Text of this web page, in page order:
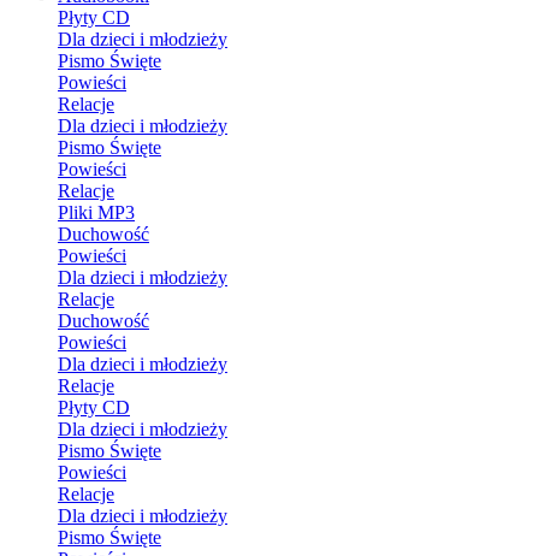
Płyty CD
Dla dzieci i młodzieży
Pismo Święte
Powieści
Relacje
Dla dzieci i młodzieży
Pismo Święte
Powieści
Relacje
Pliki MP3
Duchowość
Powieści
Dla dzieci i młodzieży
Relacje
Duchowość
Powieści
Dla dzieci i młodzieży
Relacje
Płyty CD
Dla dzieci i młodzieży
Pismo Święte
Powieści
Relacje
Dla dzieci i młodzieży
Pismo Święte